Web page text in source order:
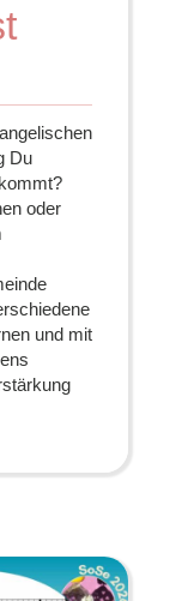
Du
oder
und mit